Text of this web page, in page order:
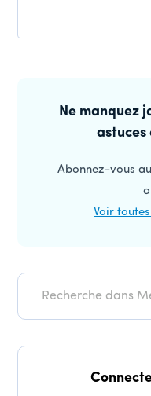
latérale
principale
Ne manquez
astuces
Abonnez-vous
Voir